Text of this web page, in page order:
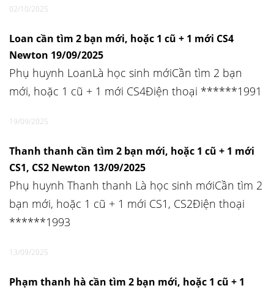
02/10/2025
Loan cần tìm 2 bạn mới, hoặc 1 cũ + 1 mới CS4
Newton 19/09/2025
Phụ huynh LoanLà học sinh mớiCần tìm 2 bạn
mới, hoặc 1 cũ + 1 mới CS4Điện thoại ******1991
19/09/2025
Thanh thanh cần tìm 2 bạn mới, hoặc 1 cũ + 1 mới
CS1, CS2 Newton 13/09/2025
Phụ huynh Thanh thanh Là học sinh mớiCần tìm 2
bạn mới, hoặc 1 cũ + 1 mới CS1, CS2Điện thoại
******1993
13/09/2025
Phạm thanh hà cần tìm 2 bạn mới, hoặc 1 cũ + 1